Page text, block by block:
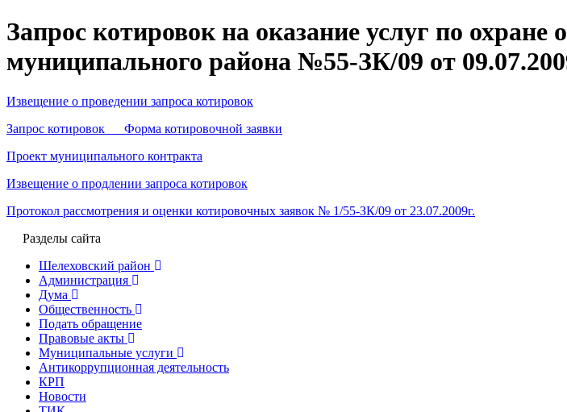
Запрос котировок на оказание услуг по
муниципального района №55-ЗК/09 от
Извещение о проведении запроса котировок
Запрос котировок Форма котировочной заявки
Проект муниципального контракта
Извещение о продлении запроса котировок
Протокол рассмотрения и оценки котировочных заявок № 1/55-ЗК/09 от 23.07.2009г.
Разделы сайта
Шелеховский район
Администрация
Дума
Общественность
Подать обращение
Правовые акты
Муниципальные услуги
Антикоррупционная деятельность
КРП
Новости